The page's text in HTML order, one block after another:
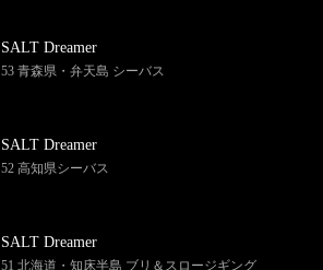
SALT Dreamer
53 青森県・弁天島 シーバス
SALT Dreamer
52 高知県シーバス
SALT Dreamer
51 北海道・知床半島 ブリ＆スロージギング